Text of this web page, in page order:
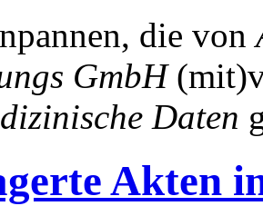
die von
GmbH
Daten
Akten